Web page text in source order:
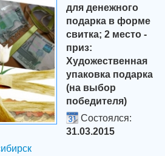
для денежного
подарка в форме
свитка; 2 место -
приз:
Художественная
упаковка подарка
(на выбор
победителя)
Состоялся:
31.03.2015